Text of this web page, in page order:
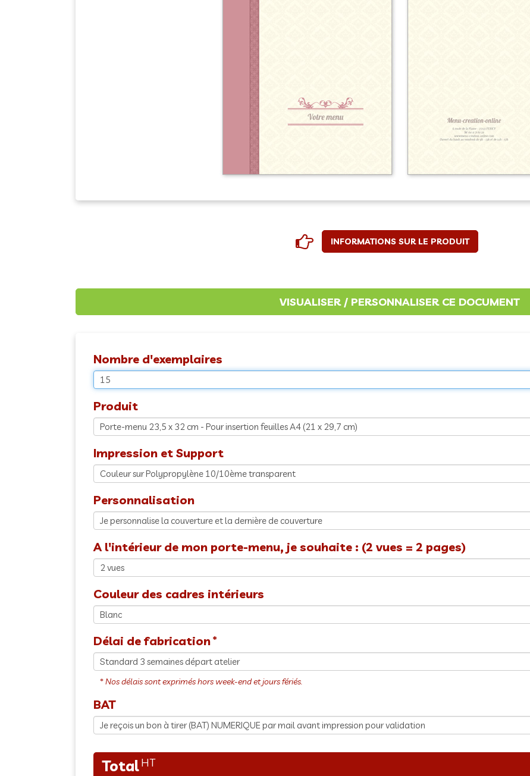
INFORMATIONS SUR LE PRODUIT
Nombre d'exemplaires
Produit
Impression et Support
Personnalisation
A l'intérieur de mon porte-menu, je souhaite : (2 vues = 2 pages)
Couleur des cadres intérieurs
Délai de fabrication
BAT